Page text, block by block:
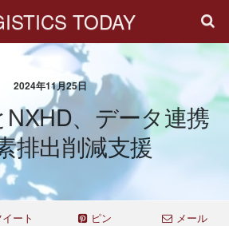
TODAY
2024年11月25日
、データ連携
排出削減支援
ート ピン メール